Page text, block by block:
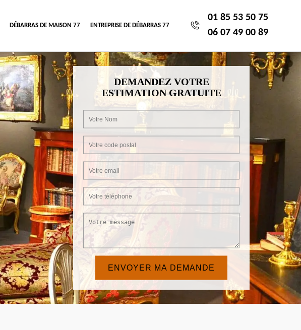
DÉBARRAS DE MAISON 77 ENTREPRISE DE DÉBARRAS 77
01 85 53 50 75
06 07 49 00 89
DEMANDEZ VOTRE
ESTIMATION GRATUITE